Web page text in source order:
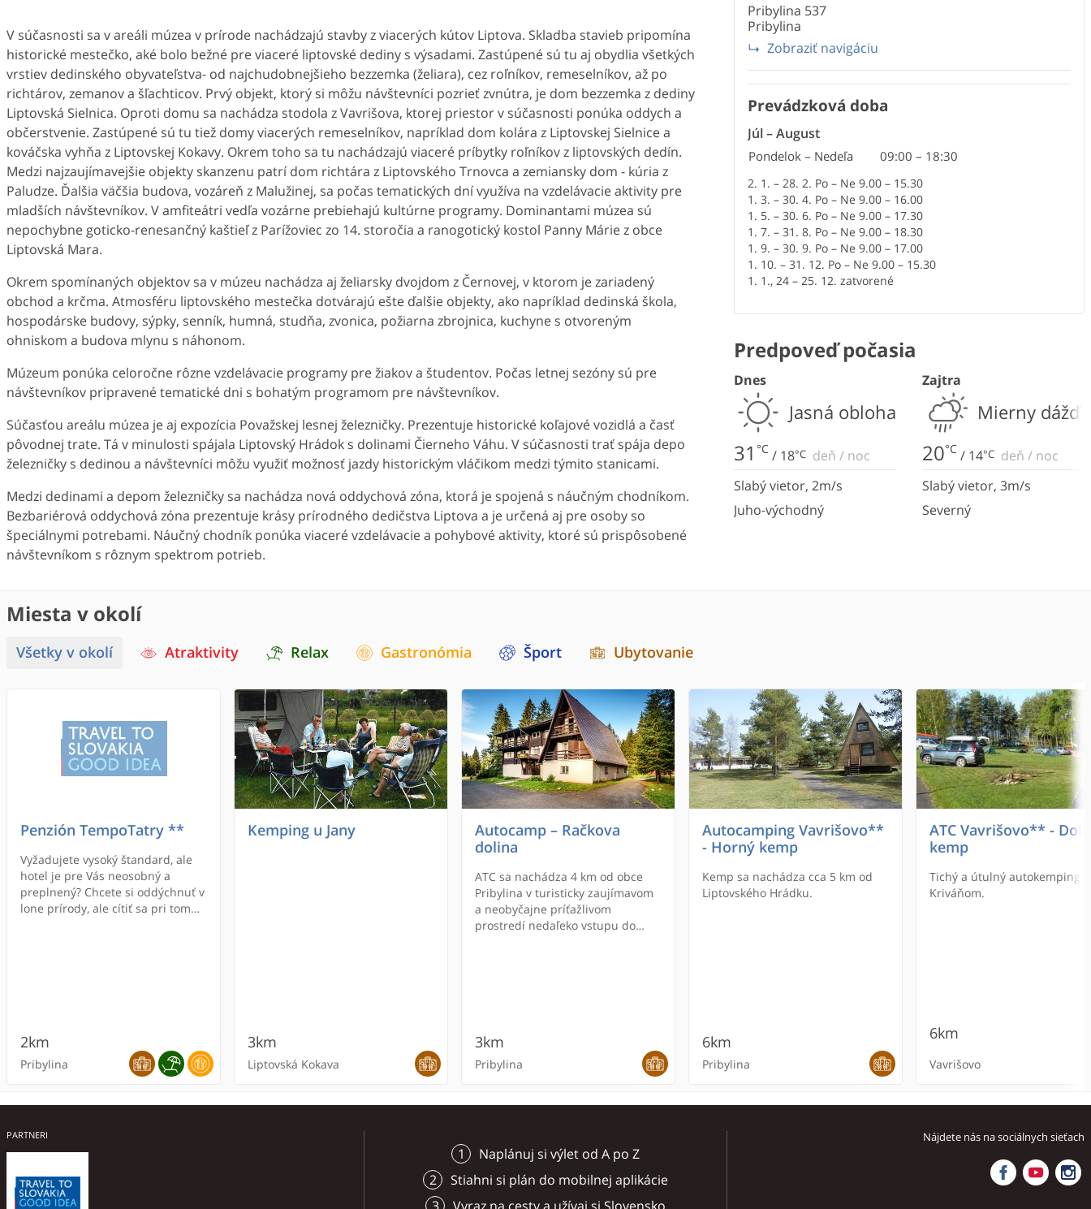
V súčasnosti sa v areáli múzea v prírode nachádzajú stavby z viacerých kútov Liptova. Skladba stavieb pripomína
historické mestečko, aké bolo bežné pre viaceré liptovské dediny s výsadami. Zastúpené sú tu aj obydlia všetkých
vrstiev dedinského obyvateľstva- od najchudobnejšieho bezzemka (želiara), cez roľníkov, remeselníkov, až po
richtárov, zemanov a šľachticov. Prvý objekt, ktorý si môžu návštevníci pozrieť zvnútra, je dom bezzemka z dediny
Liptovská Sielnica. Oproti domu sa nachádza stodola z Vavrišova, ktorej priestor v súčasnosti ponúka oddych a
občerstvenie. Zastúpené sú tu tiež domy viacerých remeselníkov, napríklad dom kolára z Liptovskej Sielnice a
kováčska vyhňa z Liptovskej Kokavy. Okrem toho sa tu nachádzajú viaceré príbytky roľníkov z liptovských dedín.
Medzi najzaujímavejšie objekty skanzenu patrí dom richtára z Liptovského Trnovca a zemiansky dom - kúria z
Paludze. Ďalšia väčšia budova, vozáreň z Malužinej, sa počas tematických dní využíva na vzdelávacie aktivity pre
mladších návštevníkov. V amfiteátri vedľa vozárne prebiehajú kultúrne programy. Dominantami múzea sú
nepochybne goticko-renesančný kaštieľ z Parížoviec zo 14. storočia a ranogotický kostol Panny Márie z obce
Liptovská Mara.
Okrem spomínaných objektov sa v múzeu nachádza aj želiarsky dvojdom z Černovej, v ktorom je zariadený
obchod a krčma. Atmosféru liptovského mestečka dotvárajú ešte ďalšie objekty, ako napríklad dedinská škola,
hospodárske budovy, sýpky, senník, humná, studňa, zvonica, požiarna zbrojnica, kuchyne s otvoreným
ohniskom a budova mlynu s náhonom.
Múzeum ponúka celoročne rôzne vzdelávacie programy pre žiakov a študentov. Počas letnej sezóny sú pre
návštevníkov pripravené tematické dni s bohatým programom pre návštevníkov.
Súčasťou areálu múzea je aj expozícia Považskej lesnej železničky. Prezentuje historické koľajové vozidlá a časť
pôvodnej trate. Tá v minulosti spájala Liptovský Hrádok s dolinami Čierneho Váhu. V súčasnosti trať spája depo
železničky s dedinou a návštevníci môžu využiť možnosť jazdy historickým vláčikom medzi týmito stanicami.
Medzi dedinami a depom železničky sa nachádza nová oddychová zóna, ktorá je spojená s náučným chodníkom.
Bezbariérová oddychová zóna prezentuje krásy prírodného dedičstva Liptova a je určená aj pre osoby so
špeciálnymi potrebami. Náučný chodník ponúka viaceré vzdelávacie a pohybové aktivity, ktoré sú prispôsobené
návštevníkom s rôznym spektrom potrieb.
Pribylina 537
Pribylina
Zobraziť navigáciu
Prevádzková doba
Júl–August
Pondelok – Nedeľa 09:00 – 18:30
2. 1. – 28. 2. Po – Ne 9.00 – 15.30
1. 3. – 30. 4. Po – Ne 9.00 – 16.00
1. 5. – 30. 6. Po – Ne 9.00 – 17.30
1. 7. – 31. 8. Po – Ne 9.00 – 18.30
1. 9. – 30. 9. Po – Ne 9.00 – 17.00
1. 10. – 31. 12. Po – Ne 9.00 – 15.30
1. 1., 24 – 25. 12. zatvorené
Predpoveď počasia
Dnes
Jasná obloha
31 °C / 18°C deň / noc
Slabý vietor, 2m/s
Juho-východný
Zajtra
Mierny dážď
20°C / 14°C deň / noc
Slabý vietor, 3m/s
Severný
Miesta v okolí
Všetky v okolí Atraktivity Relax Gastronómia Šport Ubytovanie
Penzión TempoTatry **
Vyžadujete vysoký štandard, ale
hotel je pre Vás neosobný a
preplnený? Chcete si oddýchnuť v
lone prírody, ale cítiť sa pri tom
chladničku.
2km
Pribylina
Kemping u Jany
3km
Liptovská Kokava
Autocamp – Račkova
dolina
ATC sa nachádza 4 km od obce
Pribylina v turisticky zaujímavom
a neobyčajne príťažlivom
prostredí nedaľeko vstupu do
3km
Pribylina
Autocamping Vavrišovo**
- Horný kemp
Kemp sa nachádza cca 5 km od
Liptovského Hrádku.
6km
Pribylina
ATC Vavrišovo** -
kemp
Tichý a útulný autokemping pod
Kriváňom.
6km
Vavrišovo
PARTNERI
Naplánuj si výlet od A po Z
Stiahni si plán do mobilnej aplikácie
Nájdete nás na sociálnych sieťach